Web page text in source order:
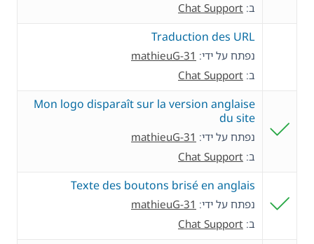
ב: Chat Support
Traduction des URL
נפתח על ידי: mathieuG-31
ב: Chat Support
Mon logo disparaît sur la version anglaise
du site
נפתח על ידי: mathieuG-31
ב: Chat Support
Texte des boutons brisé en anglais
נפתח על ידי: mathieuG-31
ב: Chat Support